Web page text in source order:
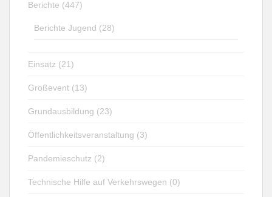
Berichte (447)
Berichte Jugend (28)
Einsatz (21)
Großevent (13)
Grundausbildung (23)
Öffentlichkeitsveranstaltung (3)
Pandemieschutz (2)
Technische Hilfe auf Verkehrswegen (0)